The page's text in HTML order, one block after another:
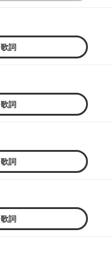
歌詞
歌詞
歌詞
歌詞